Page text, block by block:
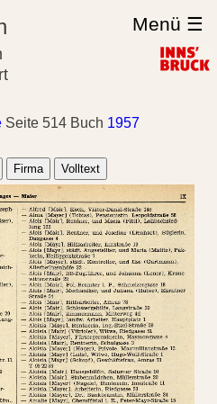
Menü ☰
Seite 514 Buch 1957
Firma Volltext